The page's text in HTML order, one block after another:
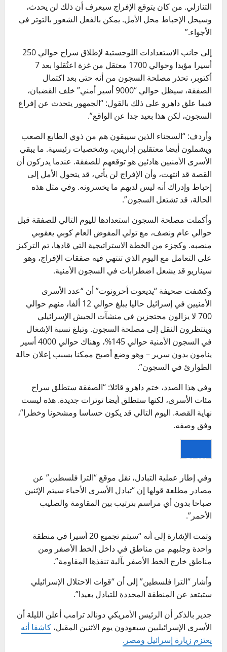
التنازلي. من كان يتوقع الإفراج سيعرف أن ذلك لن يحدث،
وسيحل الإحباط محل الأمل. يمكن بالفعل الشعور بالتوتر في
الأجواء.”
إلى جانب الاستعدادات اللوجستية لإطلاق سراح حوالي 250
أسيرا مؤبدا وحوالي 1700 معتقل من غزة اعتُقلوا بعد 7
أكتوبر، تحذر مصلحة السجون من أنه حتى بعد اكتمال
الصفقة، سيظل حوالي “9000 أسير أمني” خلف القضبان،
فيما علق داهرو على ذلك بالقول: “الجمهور يتحدث عن إفراغ
السجون، لكن هذا بعيد جدا عن الواقع”.
وأردف: “السجناء الذين سيبقون هم من ذوي الطابع الصعب
ويشملون أيضا معتقلين إداريين، وشخصيات رئيسية. ما يبقي
الأسرى الأمنيين هادئين هو توقعهم للصفقة. عندما يدركون أن
القصة قد انتهت، وأن الإفراج لن يأتي، قد يتحول الأمل إلى
إحباط وإدراك أنه ليس لديهم ما يخسرونه. وفي مثل هذه
الحالة، قد تشتعل السجون”.
وأكملت مصلحة السجون استعدادها لليوم التالي للصفقة قبل
حوالي عام ونصف، مع تولي المفوض العام كوبي يعقوبي
منصبه. وكجزء من الخطة الاستراتيجية التي قادها، تم التركيز
على التعامل مع اليوم الذي تنتهي فيه صفقات الإفراج، وهو
سيناريو قد يشعل اضطرابات في السجون الأمنية.
وكشفت صحيفة “يديعوت أحرونوت” أن “عدد الأسرى
الأمنيين في إسرائيل حاليا يبلغ حوالي 12 ألفا، منهم حوالي
700 لا يزالون محتجزين في منشآت الجيش الإسرائيلي
وينتظرون النقل إلى مصلحة السجون. وتبلغ نسبة الإشغال
في السجون الأمنية حوالي 145%، وهناك حوالي 4000 أسير
ينامون بدون سرير – وهو وضع أصبح ممكنا بسبب إعلان حالة
الطوارئ في السجون”.
وفي هذا الصدد، ختم داهرو قائلا: “الصفقة ستطلق سراح
مئات الأسرى، لكنها ستطلق أيضا توترات جديدة. هذه ليست
نهاية القصة. اليوم التالي قد يكون حساسا ومشحونا وخطرا”،
وفق وصفه.
PLAY
وفي إطار عملية التبادل، نقل موقع “الترا فلسطين” عن
مصادر مطلعة قولها إن “تبادل الأسرى الأحياء سيتم الإثنين
صباحا بدون أي مراسم بترتيب بين المقاومة والصليب
الأحمر”.
وتمت الإشارة إلى أنه “سيتم تجميع 20 أسيرا في منطقة
واحدة وجلبهم من مناطق في داخل الخط الأصفر ومن
مناطق خارج الخط الأصفر بآلية تنفذها المقاومة”.
وأشار “الترا فلسطين” إلى أن “قوات الاحتلال الإسرائيلي
ستبتعد عن المنطقة المحددة للتبادل بعيدا”.
جدير بالذكر أن الرئيس الأمريكي دونالد ترامب أعلن الليلة أن
الأسرى الإسرائيليين سيعودون يوم الاثنين المقبل، كاشفا أنه
يعتزم زيارة إسرائيل ومصر.